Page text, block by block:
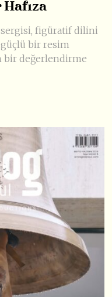
sergisi, figüratif dilini
bir resim
bir değerlendirme